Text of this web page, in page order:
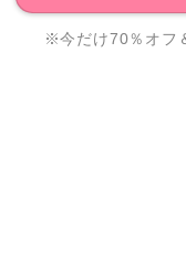
※今だけ70％オフ